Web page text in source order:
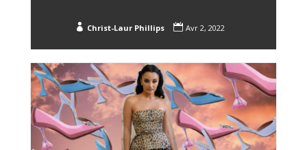
 Christ-Laur Phillips  Avr 2, 2022